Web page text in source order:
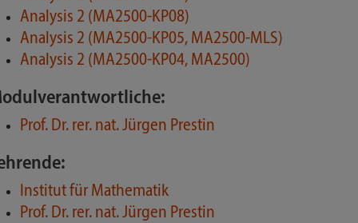
Analysis 2 (MA2500-KP08)
Analysis 2 (MA2500-KP05, MA2500-MLS)
Analysis 2 (MA2500-KP04, MA2500)
Prof. Dr. rer. nat. Jürgen Prestin
Institut für Mathematik
Prof. Dr. rer. nat. Jürgen Prestin